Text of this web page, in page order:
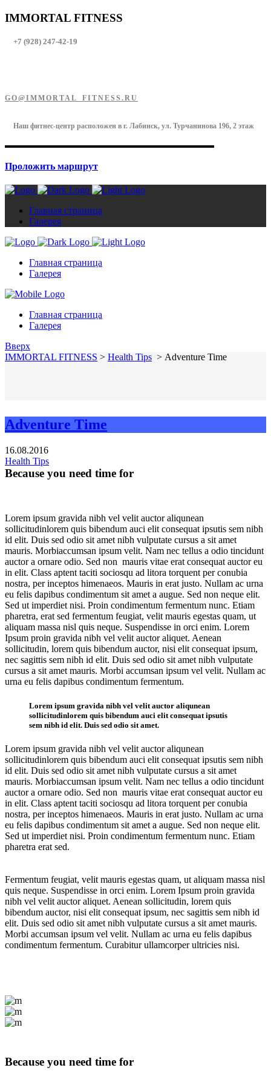
IMMORTAL FITNESS
+7 (928) 247-42-19
GO@IMMORTAL_FITNESS.RU
Наш фитнес-центр расположен в г. Лабинск, ул. Турчанинова 196, 2 этаж
Проложить маршрут
Главная страница
Галерея
Главная страница
Галерея
Главная страница
Галерея
Вверх
IMMORTAL FITNESS > Health Tips > Adventure Time
Adventure Time
16.08.2016
Health Tips
Because you need time for
Lorem ipsum gravida nibh vel velit auctor aliqunean
sollicitudinlorem quis bibendum auci elit consequat ipsutis sem nibh
id elit. Duis sed odio sit amet nibh vulputate cursus a sit amet
mauris. Morbiaccumsan ipsum velit. Nam nec tellus a odio tincidunt
auctor a ornare odio. Sed non mauris vitae erat consequat auctor eu
in elit. Class aptent taciti sociosqu ad litora torquent per conubia
nostra, per inceptos himenaeos. Mauris in erat justo. Nullam ac urna
eu felis dapibus condimentum sit amet a augue. Sed non neque elit.
Sed ut imperdiet nisi. Proin condimentum fermentum nunc. Etiam
pharetra, erat sed fermentum feugiat, velit mauris egestas quam, ut
aliquam massa nisl quis neque. Suspendisse in orci enim. Lorem
Ipsum proin gravida nibh vel velit auctor aliquet. Aenean
sollicitudin, lorem quis bibendum auctor, nisi elit consequat ipsum,
nec sagittis sem nibh id elit. Duis sed odio sit amet nibh vulputate
cursus a sit amet mauris. Morbi accumsan ipsum vel velit. Nullam ac
urna eu felis dapibus condimentum fermentum.
Lorem ipsum gravida nibh vel velit auctor aliqunean
sollicitudinlorem quis bibendum auci elit consequat ipsutis
sem nibh id elit. Duis sed odio sit amet.
Lorem ipsum gravida nibh vel velit auctor aliqunean
sollicitudinlorem quis bibendum auci elit consequat ipsutis sem nibh
id elit. Duis sed odio sit amet nibh vulputate cursus a sit amet
mauris. Morbiaccumsan ipsum velit. Nam nec tellus a odio tincidunt
auctor a ornare odio. Sed non mauris vitae erat consequat auctor eu
in elit. Class aptent taciti sociosqu ad litora torquent per conubia
nostra, per inceptos himenaeos. Mauris in erat justo. Nullam ac urna
eu felis dapibus condimentum sit amet a augue. Sed non neque elit.
Sed ut imperdiet nisi. Proin condimentum fermentum nunc. Etiam
pharetra erat sed.
Fermentum feugiat, velit mauris egestas quam, ut aliquam massa nisl
quis neque. Suspendisse in orci enim. Lorem Ipsum proin gravida
nibh vel velit auctor aliquet. Aenean sollicitudin, lorem quis
bibendum auctor, nisi elit consequat ipsum, nec sagittis sem nibh id
elit. Duis sed odio sit amet nibh vulputate cursus a sit amet mauris.
Morbi accumsan ipsum vel velit. Nullam ac urna eu felis dapibus
condimentum fermentum. Curabitur ullamcorper ultricies nisi.
Because you need time for